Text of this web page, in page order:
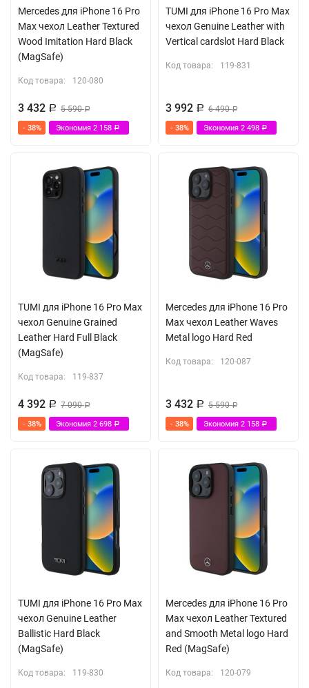
Mercedes для iPhone 16 Pro
Max чехол Leather Textured
Wood Imitation Hard Black
(MagSafe)
Код товара: 120-080
3 432 Р 5 590Р
- 38% Экономия 2 158 Р
TUMI для iPhone 16 Pro Max
чехол Genuine Leather with
Vertical cardslot Hard Black
Код товара: 119-831
3 992 Р 6 490Р
- 38% Экономия 2 498 Р
TUMI для iPhone 16 Pro Max
чехол Genuine Grained
Leather Hard Full Black
(MagSafe)
Код товара: 119-837
4 392 Р 7 090Р
- 38% Экономия 2 698 Р
Mercedes для iPhone 16 Pro
Max чехол Leather Waves
Metal logo Hard Red
Код товара: 120-087
3 432 Р 5 590Р
- 38% Экономия 2 158 Р
TUMI для iPhone 16 Pro Max
чехол Genuine Leather
Ballistic Hard Black
(MagSafe)
Код товара: 119-830
Mercedes для iPhone 16 Pro
Max чехол Leather Textured
and Smooth Metal logo Hard
Red (MagSafe)
Код товара: 120-079